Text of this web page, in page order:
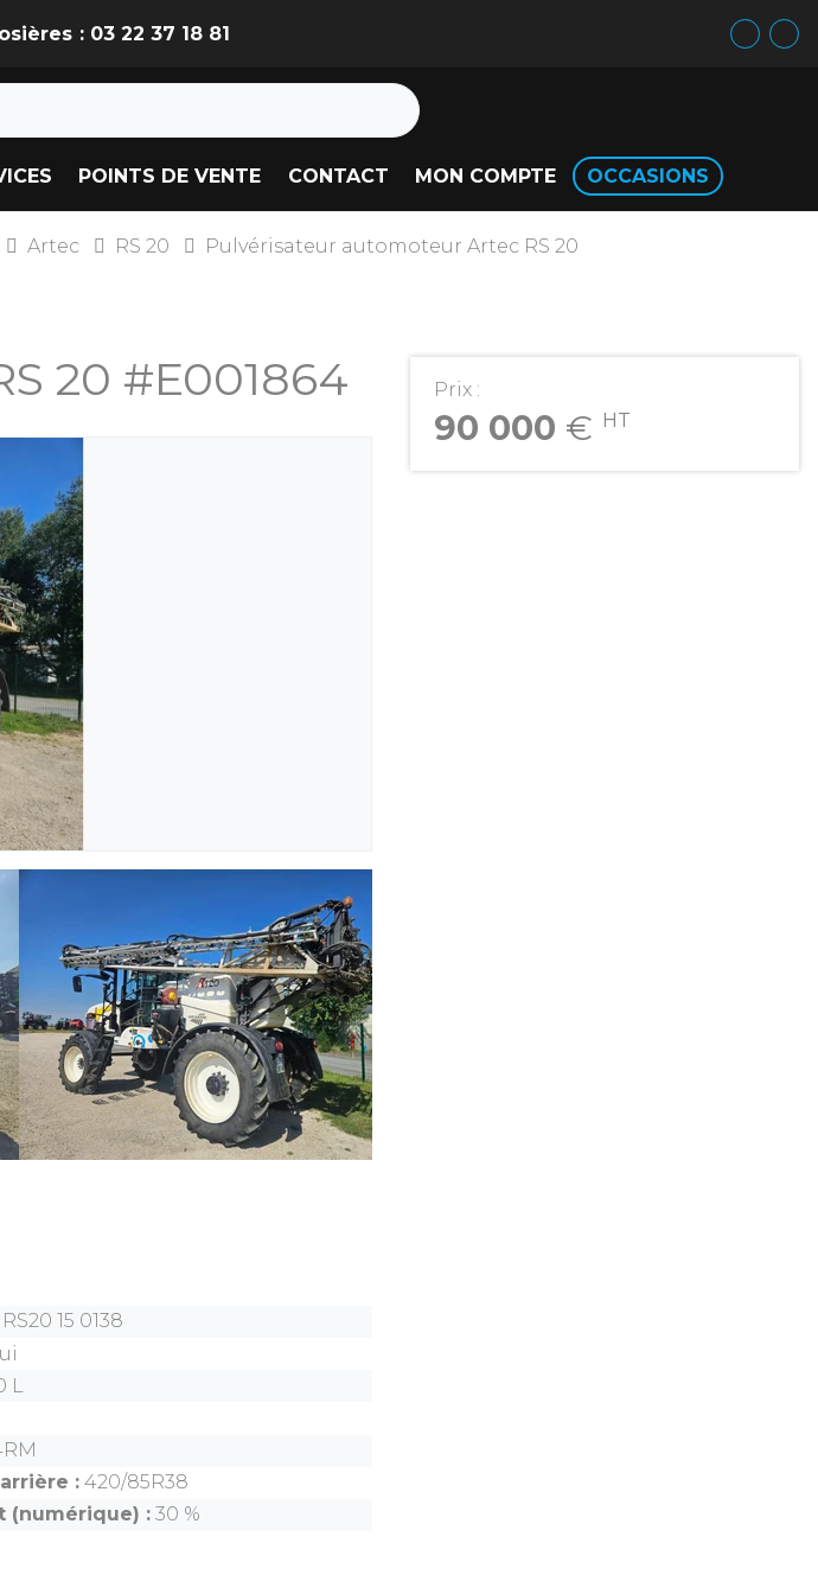
: 03 22 37 18 81
POINTS DE VENTE CONTACT MON COMPTE OCCASIONS
Artec RS 20 Pulvérisateur automoteur Artec RS 20
20 #E001864 Prix :
90 000 € HT
RS20 15 0138
L
420/85R38
(numérique)
30 %